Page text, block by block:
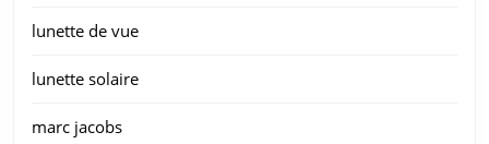
lunette de vue
lunette solaire
marc jacobs